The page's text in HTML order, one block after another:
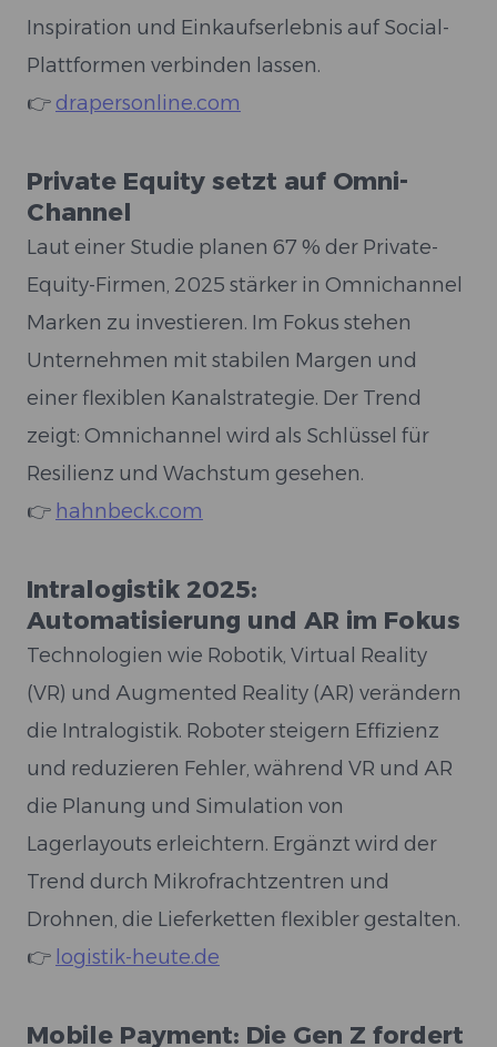
Inspiration und Einkaufserlebnis auf Social-
Plattformen verbinden lassen.
👉 drapersonline.com
Private Equity setzt auf Omni-
Channel
Laut einer Studie planen 67 % der Private-
Equity-Firmen, 2025 stärker in Omnichannel
Marken zu investieren. Im Fokus stehen
Unternehmen mit stabilen Margen und
einer flexiblen Kanalstrategie. Der Trend
zeigt: Omnichannel wird als Schlüssel für
Resilienz und Wachstum gesehen.
👉 hahnbeck.com
Intralogistik 2025:
Automatisierung und AR im Fokus
Technologien wie Robotik, Virtual Reality
(VR) und Augmented Reality (AR) verändern
die Intralogistik. Roboter steigern Effizienz
und reduzieren Fehler, während VR und AR
die Planung und Simulation von
Lagerlayouts erleichtern. Ergänzt wird der
Trend durch Mikrofrachtzentren und
Drohnen, die Lieferketten flexibler gestalten.
👉 logistik-heute.de
Mobile Payment: Die Gen Z fordert